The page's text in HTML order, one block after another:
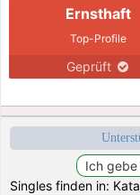
Ernsthaft
Top-Profile
Geprüft
Singles finden in: